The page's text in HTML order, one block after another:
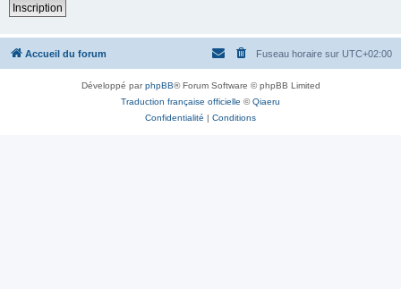
Inscription
Accueil du forum Fuseau horaire sur UTC+02:00
Développé parphpBB® Forum Software © phpBB Limited
Traduction française officielle ©Qiaeru
Confidentialité | Conditions